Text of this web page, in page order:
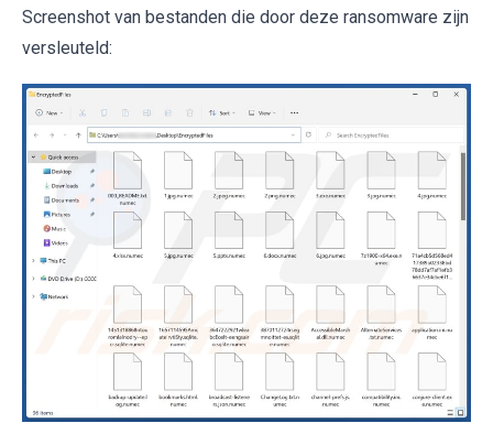
Screenshot van bestanden die door deze ransomware zijn
versleuteld: